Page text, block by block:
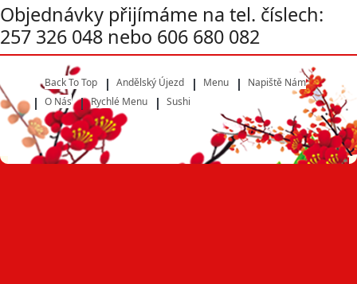
Objednávky přijímáme na tel. číslech:
257 326 048 nebo 606 680 082
Back To Top Andělský Újezd Menu
Napiště Nám
O Nás
Rychlé Menu Sushi